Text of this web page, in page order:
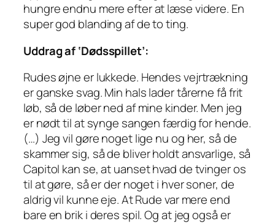
hungre endnu mere efter at læse videre. En
super god blanding af de to ting.
Uddrag af ‘Dødsspillet’:
Rudes øjne er lukkede. Hendes vejrtrækning
er ganske svag. Min hals lader tårerne få frit
løb, så de løber ned af mine kinder. Men jeg
er nødt til at synge sangen færdig for hende.
(…) Jeg vil gøre noget lige nu og her, så de
skammer sig, så de bliver holdt ansvarlige, så
Capitol kan se, at uanset hvad de tvinger os
til at gøre, så er der noget i hver soner, de
aldrig vil kunne eje. At Rude var mere end
bare en brik i deres spil. Og at jeg også er